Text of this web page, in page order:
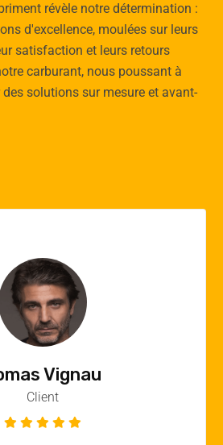
révèle notre détermination :
d'excellence, moulées sur leurs
satisfaction et leurs retours
carburant, nous poussant à
solutions sur mesure et avant-
Quere
Client